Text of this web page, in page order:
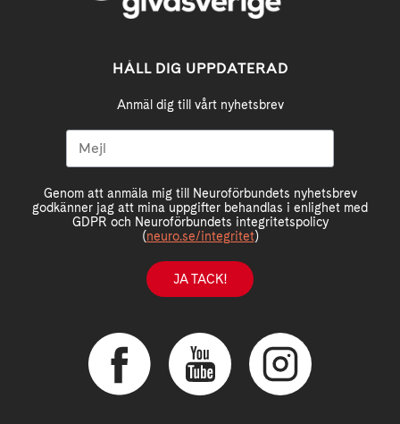
HÅLL DIG UPPDATERAD
Anmäl dig till vårt nyhetsbrev
Genom att anmäla mig till Neuroförbundets nyhetsbrev
godkänner jag att mina uppgifter behandlas i enlighet med
GDPR och Neuroförbundets integritetspolicy
(neuro.se/integritet)
JA TACK!